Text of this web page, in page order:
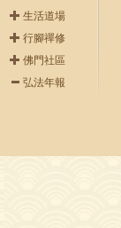
生活道場
行腳禪修
佛門社區
弘法年報